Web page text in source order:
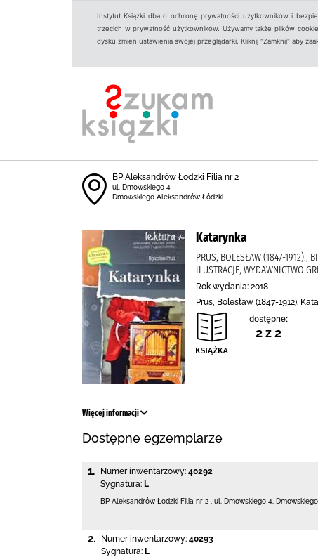
Instytut Książki dba o ochronę prywatności użytkowników i
trzecich w prywatność użytkowników. Używamy także plików
dysku zmień ustawienia swojej przeglądarki. Kliknij "Zamknij" aby
BP Aleksandrów Łodzki Filia nr 2
ul. Dmowskiego 4
Dmowskiego Aleksandrów Łódzki
Katarynka
PRUS, BOLESŁAW (1847-1912).,
ILUSTRACJE, WYDAWNICTWO
Rok wydania: 2018
Prus, Bolesław (1847-1912).
dostępne:
2 z 2
Więcej informacji
Dostępne egzemplarze
1. Numer inwentarzowy: 40292
Sygnatura: L
BP Aleksandrów Łodzki Filia nr 2 ul. Dmowskiego 4
2. Numer inwentarzowy: 40293
Sygnatura: L